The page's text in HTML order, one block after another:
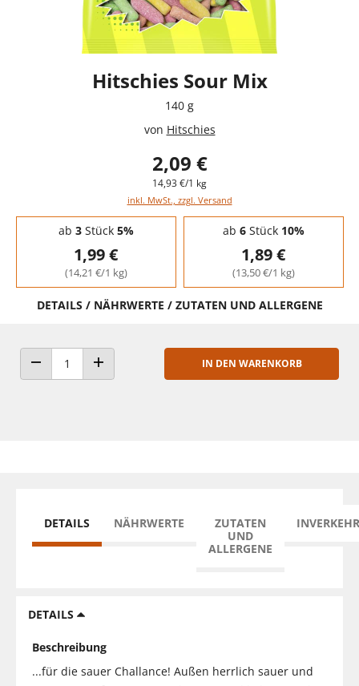
Hitschies Sour Mix
140 g
von Hitschies
2,09 €
14,93 €/1 kg
inkl. MwSt., zzgl. Versand
Staffelpreise - Mengenrabatt
ab 3Stück 5%
1,99 €
(14,21 €/1 kg)
ab 6Stück 10%
1,89 €
(13,50 €/1 kg)
DETAILS / NÄHRWERTE / ZUTATEN UND ALLERGENE
ANZAHL VERRINGERNANZAHL ERHÖHEN
IN DEN WARENKORB
DETAILS NÄHRWERTE
ZUTATEN
UND
ALLERGENE
DETAILS
Beschreibung
...für die sauer Challance! Außen herrlich sauer und